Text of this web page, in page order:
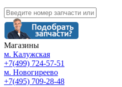
Магазины
м. Калужская
+7(499) 724-57-51
м. Новогиреево
+7(495) 709-28-48